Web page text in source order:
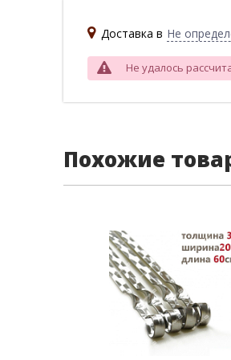
Доставка в Не
Не удалось
Похожие